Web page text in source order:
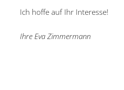
Ich hoffe auf Ihr Interesse!
Ihre Eva Zimmermann